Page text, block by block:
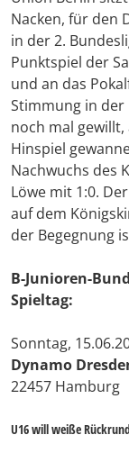
Nacken, für den
in der 2.
Punktspiel der
und an das
Stimmung in der
noch mal gewillt,
Hinspiel
Nachwuchs des
Löwe mit 1:0.
auf dem
der Begegnung
B-Junioren-
Spieltag:
Sonntag,
Dynamo
22457 Hamburg
U16 will weiße